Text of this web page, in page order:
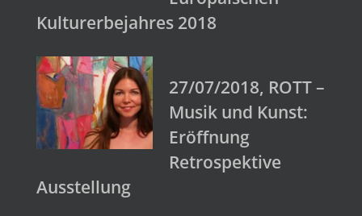
Kulturerbejahres 2018
27/07/2018, ROTT –
Musik und Kunst:
Eröffnung
Retrospektive
Ausstellung